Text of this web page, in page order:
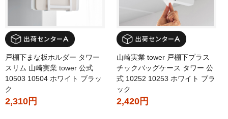
戸棚下まな板ホルダー タワー
スリム 山崎実業 tower 公式
10503 10504 ホワイト ブラッ
ク
2,310円
山崎実業 tower 戸棚下プラス
チックバッグケース タワー 公
式 10252 10253 ホワイト ブラ
ック
2,420円